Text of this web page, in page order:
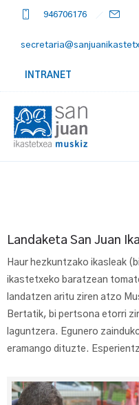
946706176
INTRANET
Landaketa San Juan
Haur hezkuntzako ikasleak
ikastetxeko baratzean
landatzen aritu ziren atzo
Bertatik, bi pertsona etorri
laguntzera. Egunero
eramango dituzte.